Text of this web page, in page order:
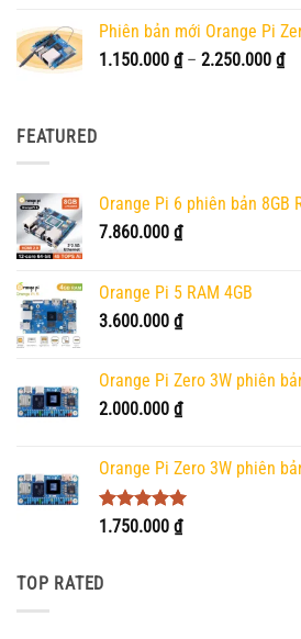
Phiên bản mới Orange Pi
1.150.000 ₫ – 2.250.000 ₫
FEATURED
Orange Pi 6 phiên bản 8GB
7.860.000 ₫
Orange Pi 5 RAM 4GB
3.600.000 ₫
Orange Pi Zero 3W phiên
2.000.000 ₫
Orange Pi Zero 3W phiên
Được xếp
1.750.000 ₫
TOP RATED